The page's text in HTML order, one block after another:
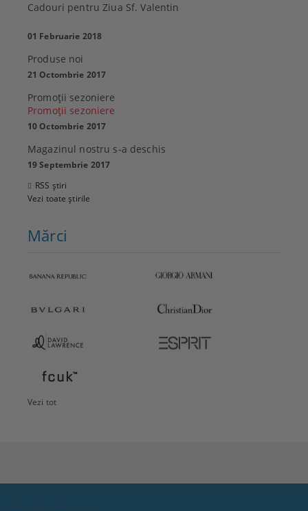
Cadouri pentru Ziua Sf. Valentin
01 Februarie 2018
Produse noi
21 Octombrie 2017
Promoţii sezoniere
Promoţii sezoniere
10 Octombrie 2017
Magazinul nostru s-a deschis
19 Septembrie 2017
RSS știri
Vezi toate știrile
Mărci
Vezi tot